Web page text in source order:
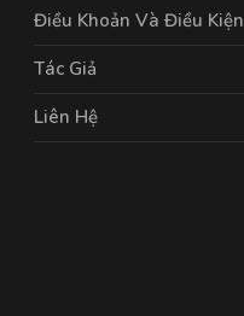
Điều Khoản Và Điều Kiện
Tác Giả
Liên Hệ